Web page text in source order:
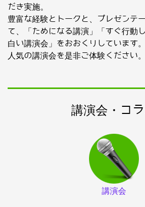
だき実施。
豊富な経験とトークと、プレゼンテ
て、「ためになる講演」「すぐ行動
白い講演会」をおおくりしています。
人気の講演会を是非ご体験ください。
講演会・コ
講演会